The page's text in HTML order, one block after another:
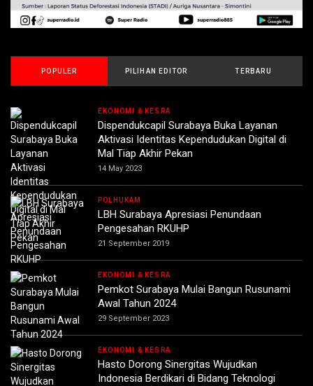
POPULER PILIHAN EDITOR TERBARU
EKONOMI & KESRA
Dispendukcapil Surabaya Buka Layanan
Aktivasi Identitas Kependudukan Digital di
Mal Tiap Akhir Pekan
14 May 2023
POLHUKAM
LBH Surabaya Apresiasi Penundaan
Pengesahan RKUHP
21 September 2019
EKONOMI & KESRA
Pemkot Surabaya Mulai Bangun Rusunami
Awal Tahun 2024
29 September 2023
EKONOMI & KESRA
Hasto Dorong Sinergitas Wujudkan
Indonesia Berdikari di Bidang Teknologi